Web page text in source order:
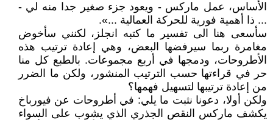
الأساس، عمل ماركس - ويعود جزء صغير جدا منه لي -
... ذا أهمية فورية للحركة العمالية ...».
سأسعى هنا الى تفسير ما كتبه انجلز، لكنني سأخوض
مغامرة ربما سيرفضها البعض، وهي إعادة ترتيب هذه
الأطروحات، ودمجها في أربع مجموعات. بالطبع كل منا
حر في قراءتها حسب الترتيب المنشور، ولكن ما الضرر
من إعادة ترتيبها لتسهيل فهمها؟
ولكن أولا، دعونا نثبت ما يلي: في أطروحات عن فيورباخ
يكشف ماركس النقص الجذري الذي يشوب على السواء